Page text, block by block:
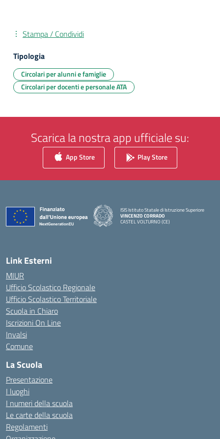
Stampa / Condividi
Tipologia
Circolari per alunni e famiglie
Circolari per docenti e personale ATA
Scarica la nostra app ufficiale su:
App Store Play Store
ISIS Istituto Statale di Istruzione Superiore
VINCENZO CORRADO
CASTEL VOLTURNO (CE)
Link Esterni
MIUR
Ufficio Scolastico Regionale
Ufficio Scolastico Territoriale
Scuola in Chiaro
Iscrizioni On Line
Invalsi
Comune
La Scuola
Presentazione
I luoghi
I numeri della scuola
Le carte della scuola
Regolamenti